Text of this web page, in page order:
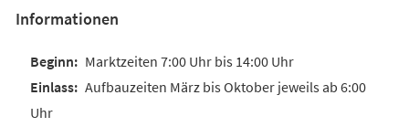
Informationen
Marktzeiten 7:00 Uhr bis 14:00 Uhr
Aufbauzeiten März bis Oktober jeweils ab 6:00
Uhr